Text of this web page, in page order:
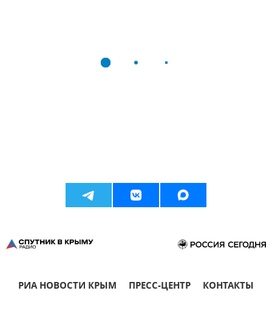
РИА НОВОСТИ КРЫМ ПРЕСС-ЦЕНТР КОНТАКТЫ